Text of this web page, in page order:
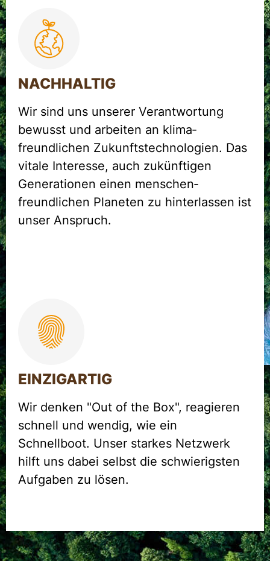
NACHHALTIG
Wir sind uns unserer Verantwortung
bewusst und arbeiten an klima­
freundlichen Zukunftstechnologien. Das
vitale Interesse, auch zukünftigen
Generationen einen menschen­
freundlichen Planeten zu hinterlassen ist
unser Anspruch.
EINZIGARTIG
Wir denken "Out of the Box", reagieren
schnell und wendig, wie ein
Schnellboot. Unser starkes Netzwerk
hilft uns dabei selbst die schwierigsten
Aufgaben zu lösen.